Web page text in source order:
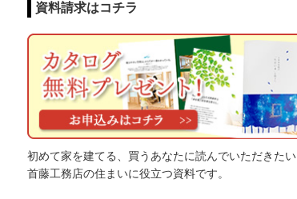
資料請求はコチラ
初めて家を建てる、買うあなたに読んでいただきたい
首藤工務店の住まいに役立つ資料です。